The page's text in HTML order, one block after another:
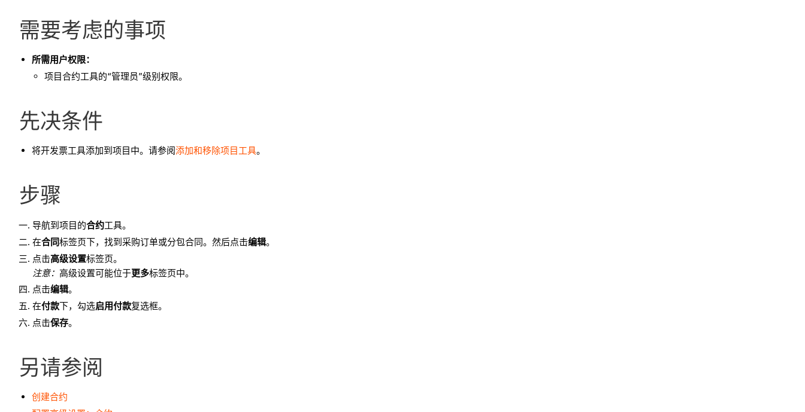
需要考虑的事项
所需用户权限：
项目合约工具的“管理员”级别权限。
先决条件
将开发票工具添加到项目中。请参阅添加和移除项目工具。
步骤
导航到项目的合约工具。
在合同标签页下，找到采购订单或分包合同。然后点击编辑。
点击高级设置标签页。
注意：高级设置可能位于更多标签页中。
点击编辑。
在付款下，勾选启用付款复选框。
点击保存。
另请参阅
创建合约